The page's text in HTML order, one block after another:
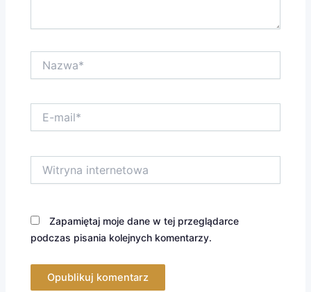
mail*
internetowa
Zapamiętaj moje dane w tej przeglądarce
podczas pisania kolejnych komentarzy.